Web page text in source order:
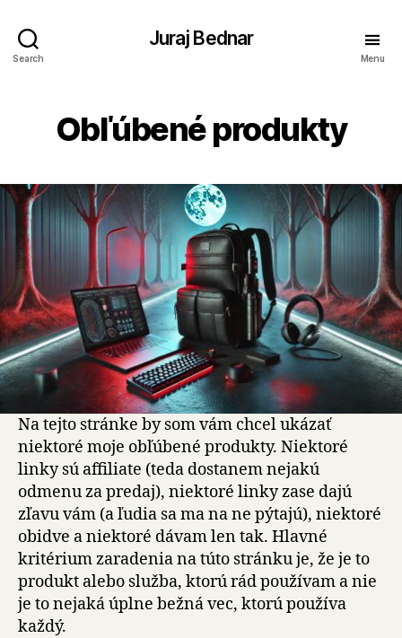
Search
Juraj Bednar
Menu
Obľúbené produkty
Na tejto stránke by som vám chcel ukázať
niektoré moje obľúbené produkty. Niektoré
linky sú affiliate (teda dostanem nejakú
odmenu za predaj), niektoré linky zase dajú
zľavu vám (a ľudia sa ma na ne pýtajú), niektoré
obidve a niektoré dávam len tak. Hlavné
kritérium zaradenia na túto stránku je, že je to
produkt alebo služba, ktorú rád používam a nie
je to nejaká úplne bežná vec, ktorú používa
každý.